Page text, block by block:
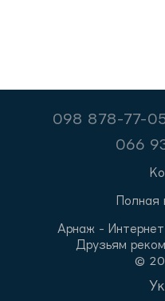
098 878-77-
066
Полная
Арнаж - Интернет
Друзьям
©